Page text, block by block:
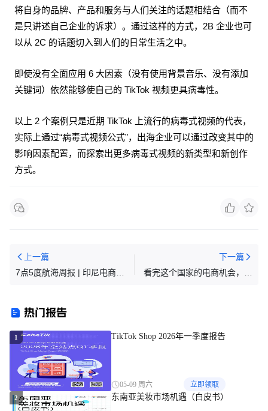
将自身的品牌、产品和服务与人们关注的话题相结合（而不
是只讲述自己企业的诉求）。通过这样的方式，2B 企业也可
以从 2C 的话题切入到人们的日常生活之中。
即使没有全面应用 6 大因素（没有使用背景音乐、没有添加
关键词）依然能够使自己的 TikTok 视频更具病毒性。
以上 2 个案例只是近期 TikTok 上流行的病毒式视频的代表，
实际上通过“病毒式视频公式”，出海企业可以通过改变其中的
影响因素配置，而探索出更多病毒式视频的新类型和新创作
方式。
上一篇
7点5度航海周报 | 印尼电商工
香港上市；印尼总统佐科将推
下一篇
看完这个国家的电商机会，你
热门报告
1 TikTok Shop 2026年一季度报告
05-09 周六 立即领取
2 东南亚美妆市场机遇（白皮书）